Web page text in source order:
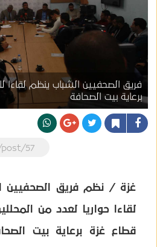
فريق الصحفيين الشباب ينظم لقاءا
برعاية بيت الصحافة
57
غزة / نظم فريق الصحفيين
لقاءا حواريا لعدد من
قطاع غزة برعاية بيت